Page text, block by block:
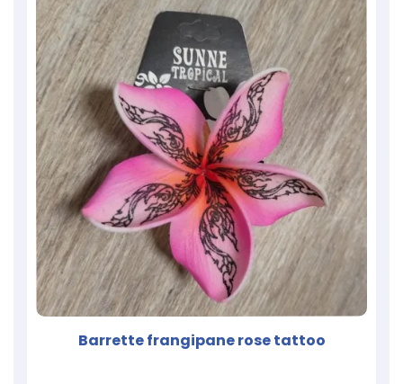
Barrette frangipane rose tattoo